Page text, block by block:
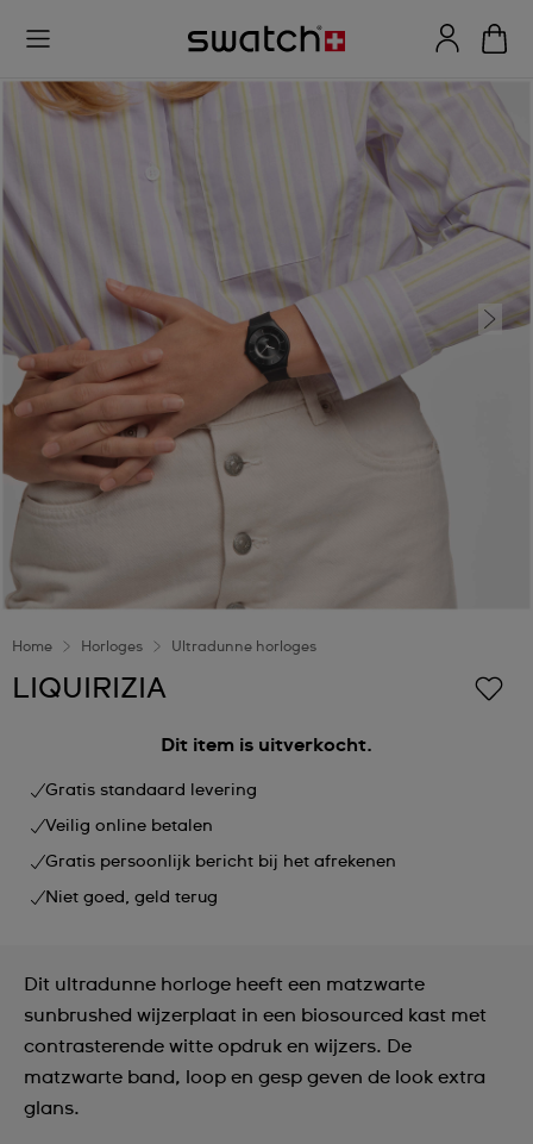
Home Horloges Ultradunne horloges
LIQUIRIZIA
Dit item is uitverkocht.
Gratis standaard levering
Veilig online betalen
Gratis persoonlijk bericht bij het afrekenen
Niet goed, geld terug
Dit ultradunne horloge heeft een matzwarte
sunbrushed wijzerplaat in een biosourced kast met
contrasterende witte opdruk en wijzers. De
matzwarte band, loop en gesp geven de look extra
glans.